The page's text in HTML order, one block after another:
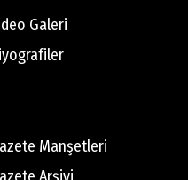
Galeri
Manşetleri